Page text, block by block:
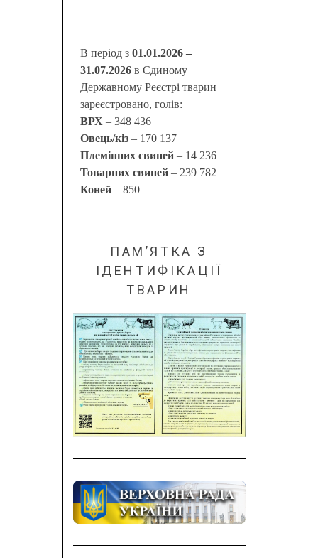
В період з01.01.2026 –
31.07.2026 в Єдиному
Державному Реєстрі тварин
зареєстровано, голів:
ВРХ – 348 436
Овець/кіз– 170 137
Племінних свиней– 14 236
Товарних свиней– 239 782
Коней– 850
ПАМ’ЯТКА З
ІДЕНТИФІКАЦІЇ
ТВАРИН